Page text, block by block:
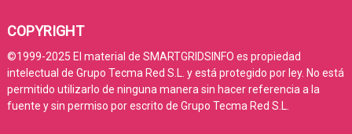
COPYRIGHT
©1999-2025 El material de SMARTGRIDSINFO es propiedad
intelectual de Grupo Tecma Red S.L. y está protegido por ley. No está
permitido utilizarlo de ninguna manera sin hacer referencia a la
fuente y sin permiso por escrito de Grupo Tecma Red S.L.